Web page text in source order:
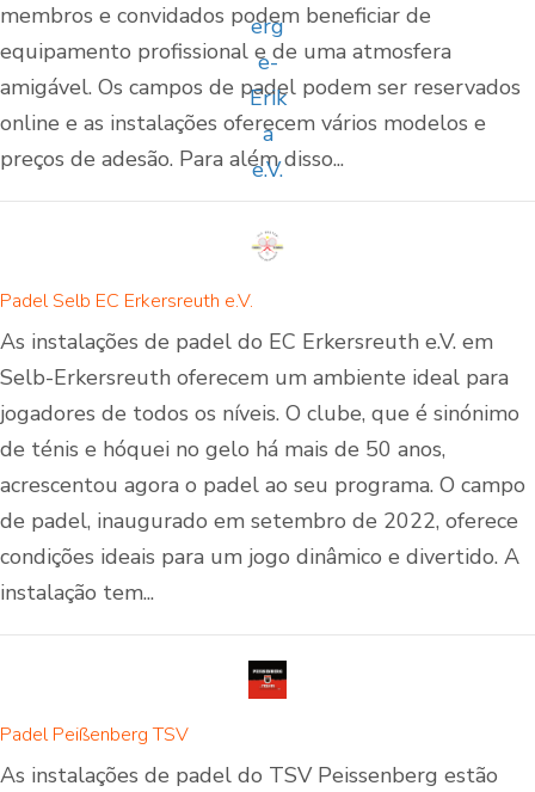
membros e convidados podem beneficiar de
equipamento profissional e de uma atmosfera
amigável. Os campos de padel podem ser reservados
online e as instalações oferecem vários modelos e
preços de adesão. Para além disso...
Padel Selb EC Erkersreuth e.V.
As instalações de padel do EC Erkersreuth e.V. em
Selb-Erkersreuth oferecem um ambiente ideal para
jogadores de todos os níveis. O clube, que é sinónimo
de ténis e hóquei no gelo há mais de 50 anos,
acrescentou agora o padel ao seu programa. O campo
de padel, inaugurado em setembro de 2022, oferece
condições ideais para um jogo dinâmico e divertido. A
instalação tem...
Padel Peißenberg TSV
As instalações de padel do TSV Peissenberg estão